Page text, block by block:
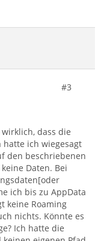
#3
dass die
hatte ich wiegesagt
den beschriebenen
Daten. Bei
ich bis zu AppData
keine Roaming
nichts. Könnte es
Ich hatte die